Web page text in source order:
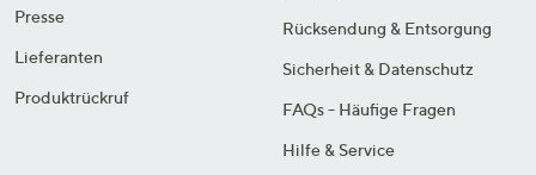
Presse
Lieferanten
Produktrückruf
Rücksendung & Entsorgung
Sicherheit & Datenschutz
FAQs - Häufige Fragen
Hilfe & Service